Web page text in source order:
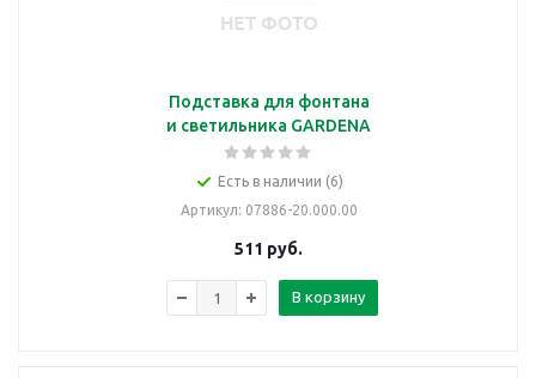
Подставка для фонтана
и светильника GARDENA
Есть в наличии (6)
Артикул: 07886-20.000.00
511 руб.
В корзину